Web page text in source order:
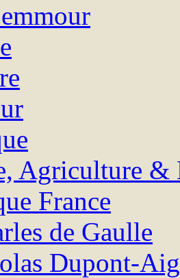
Agriculture &
France
de Gaulle
Dupont-